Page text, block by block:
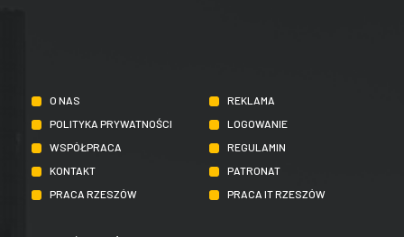
O NAS
REKLAMA
POLITYKA PRYWATNOŚCI
LOGOWANIE
WSPÓŁPRACA
REGULAMIN
KONTAKT
PATRONAT
PRACA RZESZÓW
PRACA IT RZESZÓW